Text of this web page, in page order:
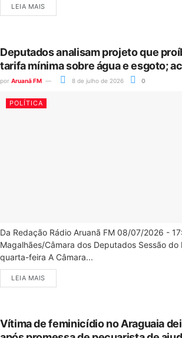
LEIA MAIS
Deputados analisam projeto que
tarifa mínima sobre água e esgoto;
por Aruanã FM 8 de julho de 2026 0
POLÍTICA
Da Redação Rádio Aruanã FM 08/07/2026 -
Magalhães/Câmara dos Deputados Sessão do
quarta-feira A Câmara...
LEIA MAIS
Vítima de feminicídio no Araguaia